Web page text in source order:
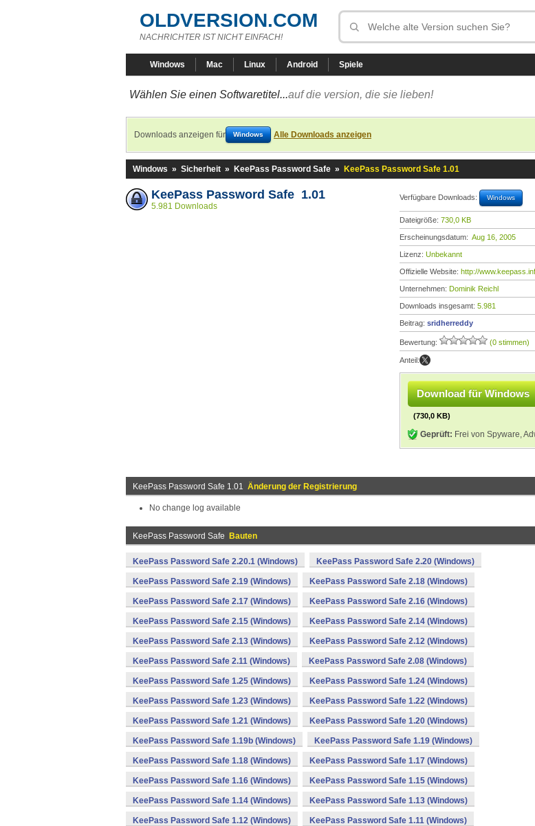
OLDVERSION.COM
NACHRICHTER IST NICHT EINFACH!
Windows Mac Linux Android Spiele
Wählen Sie einen Softwaretitel...auf die version, die sie lieben!
Downloads anzeigen für Windows Alle Downloads anzeigen
Windows » Sicherheit » KeePass Password Safe » KeePass Password Safe 1.01
KeePass Password Safe 1.01
5.981 Downloads
Verfügbare Downloads: Windows
Dateigröße: 730,0 KB
Erscheinungsdatum: Aug 16, 2005
Lizenz: Unbekannt
Offizielle Website: http://
Unternehmen: Dominik Reichl
Downloads insgesamt: 5.981
Beitrag: sridherreddy
Bewertung: (0 stimmen)
Anteil:
Download für Windows
(730,0 KB)
Geprüft: Frei von Spyware,
KeePass Password Safe 1.01 Änderung der Registrierung
No change log available
KeePass Password Safe Bauten
KeePass Password Safe 2.20.1 (Windows) KeePass Password Safe 2.20 (Windows)
KeePass Password Safe 2.19 (Windows) KeePass Password Safe 2.18 (Windows)
KeePass Password Safe 2.17 (Windows) KeePass Password Safe 2.16 (Windows)
KeePass Password Safe 2.15 (Windows) KeePass Password Safe 2.14 (Windows)
KeePass Password Safe 2.13 (Windows) KeePass Password Safe 2.12 (Windows)
KeePass Password Safe 2.11 (Windows) KeePass Password Safe 2.08 (Windows)
KeePass Password Safe 1.25 (Windows) KeePass Password Safe 1.24 (Windows)
KeePass Password Safe 1.23 (Windows) KeePass Password Safe 1.22 (Windows)
KeePass Password Safe 1.21 (Windows) KeePass Password Safe 1.20 (Windows)
KeePass Password Safe 1.19b (Windows) KeePass Password Safe 1.19 (Windows)
KeePass Password Safe 1.18 (Windows) KeePass Password Safe 1.17 (Windows)
KeePass Password Safe 1.16 (Windows) KeePass Password Safe 1.15 (Windows)
KeePass Password Safe 1.14 (Windows) KeePass Password Safe 1.13 (Windows)
KeePass Password Safe 1.12 (Windows) KeePass Password Safe 1.11 (Windows)